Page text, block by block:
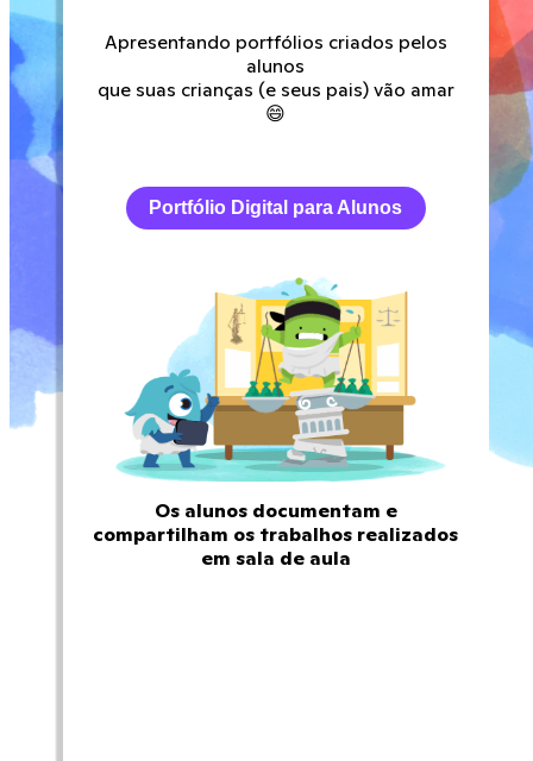
Apresentando portfólios criados pelos
alunos
que suas crianças (e seus pais) vão amar
😄
Portfólio Digital para Alunos
Os alunos documentam e
compartilham os trabalhos realizados
em sala de aula